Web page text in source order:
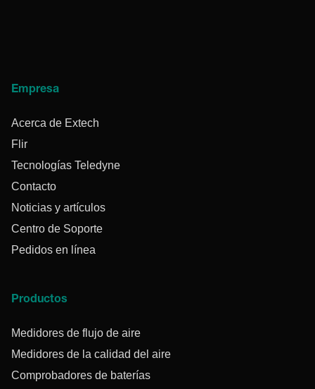
Empresa
Acerca de Extech
Flir
Tecnologías Teledyne
Contacto
Noticias y artículos
Centro de Soporte
Pedidos en línea
Productos
Medidores de flujo de aire
Medidores de la calidad del aire
Comprobadores de baterías